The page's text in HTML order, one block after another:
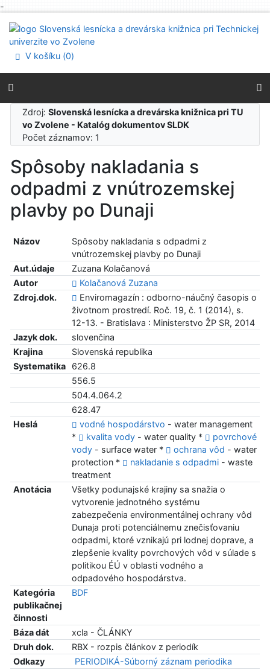
-
Prejsť na menu
Prehlásenie o webovej prístupnosti
V košíku (0)
Zdroj:Slovenská lesnícka a drevárska knižnica pri TU
vo Zvolene - Katalóg dokumentov SLDK
Počet záznamov: 1
Spôsoby nakladania s
odpadmi z vnútrozemskej
plavby po Dunaji
Názov
Spôsoby nakladania s odpadmi z
vnútrozemskej plavby po Dunaji
Aut.údaje
Zuzana Kolačanová
Autor
Kolačanová Zuzana
Zdroj.dok.
Enviromagazín : odborno-náučný časopis o
životnom prostredí. Roč. 19, č. 1 (2014), s.
12-13. - Bratislava : Ministerstvo ŽP SR, 2014
Jazyk dok.
slovenčina
Krajina
Slovenská republika
Systematika
626.8
556.5
504.4.064.2
628.47
Heslá
vodné hospodárstvo - water management
*
kvalita vody- water quality *
povrchové
vody- surface water * ochrana vôd - water
protection *
nakladanie s odpadmi- waste
treatment
Anotácia
Všetky podunajské krajiny sa snažia o
vytvorenie jednotného systému
zabezpečenia environmentálnej ochrany vôd
Dunaja proti potenciálnemu znečisťovaniu
odpadmi, ktoré vznikajú pri lodnej doprave, a
zlepšenie kvality povrchových vôd v súlade s
politikou ÉÚ v oblasti vodného a
odpadového hospodárstva.
Kategória
publikačnej
činnosti
BDF
Báza dát
xcla - ČLÁNKY
Druh dok.
RBX - rozpis článkov z periodík
Odkazy
PERIODIKÁ-Súborný záznam periodika